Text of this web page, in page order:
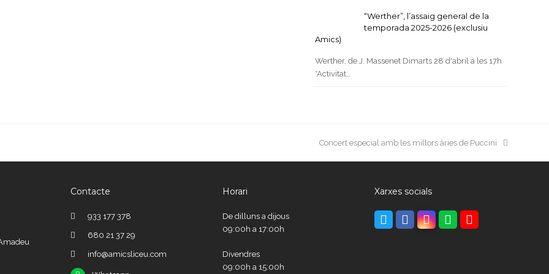
“Werther”, l’assaig general de la
temporada 2025-2026 (exclusiu
Amics)
Werther, de J. Massenet Dimarts 28 d'abril a les 17h
*Activitat…
next
Concert especial amb les millors àries de Puccini
Contacte
933 177 378
680 21 37 29
info@amicsliceu.com
Horari
De dilluns a dijous
09:00h a 17:00h
Divendres
09:00h a 15:00h
Xarxes socials
TwitterFacebook
InstagramWhatsapp
Youtube